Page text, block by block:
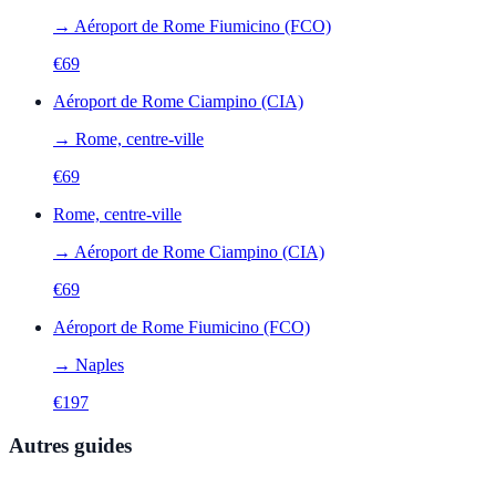
→ Aéroport de Rome Fiumicino (FCO)
€69
Aéroport de Rome Ciampino (CIA)
→ Rome, centre-ville
€69
Rome, centre-ville
→ Aéroport de Rome Ciampino (CIA)
€69
Aéroport de Rome Fiumicino (FCO)
→ Naples
€197
Autres guides